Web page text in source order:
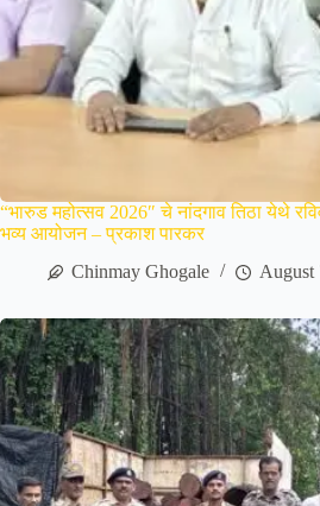
“भारुड महोत्सव 2026″ चे नांदगाव तिठा येथे
भव्य आयोजन – प्रकाश पारकर
Chinmay Ghogale
August